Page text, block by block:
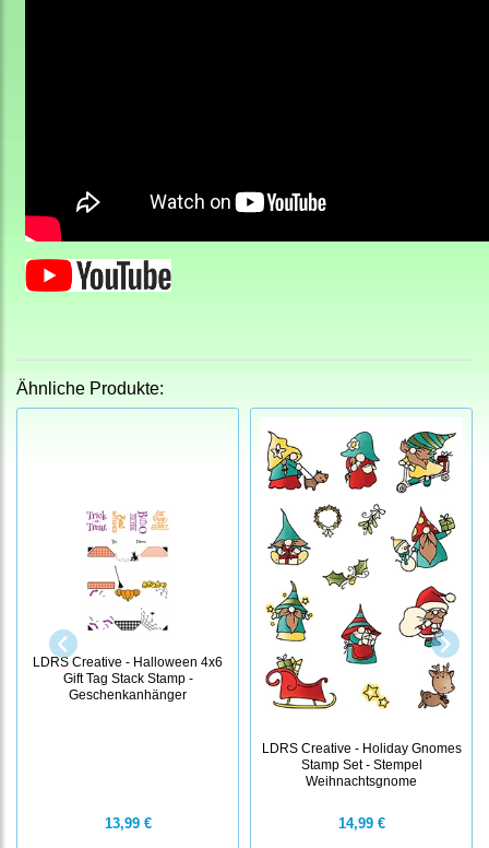
Ähnliche Produkte:
LDRS Creative - Halloween 4x6
Gift Tag Stack Stamp -
Geschenkanhänger
13,99 €
LDRS Creative - Holiday Gnomes
Stamp Set - Stempel
Weihnachtsgnome
14,99 €